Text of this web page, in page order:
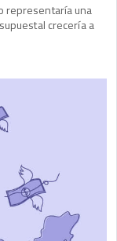
representaría una
crecería a